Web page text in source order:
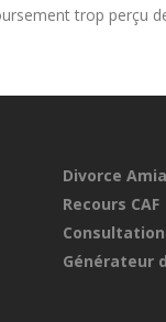
trop perçu
Divorce
Recours CAF
Générateur